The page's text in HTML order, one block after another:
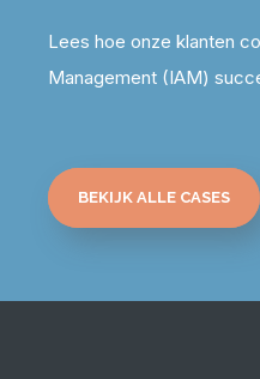
Lees hoe onze klanten
Management (IAM)
BEKIJK ALLE CASES